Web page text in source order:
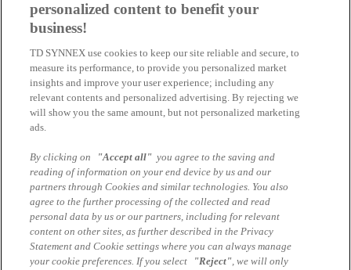
Azure Stack
Reserved Instances
Services
Demo Center
Azure Services locali
Azure Cloud Assessment e Migration Service
SAP on Azure
Tech as a Service (TaaS)
Microsoft Autopilot Services
Chi siamo
Contatto
impronta
Informativa sulla privacy Servizi Marcom
Termini e condizioni generali Servizi Marcom
personalized content to benefit your
business!
TD SYNNEX use cookies to keep our site reliable and secure, to
measure its performance, to provide you personalized market
insights and improve your user experience; including any
relevant contents and personalized advertising. By rejecting we
will show you the same amount, but not personalized marketing
ads.
By clicking on "Accept all" you agree to the saving and
reading of information on your end device by us and our
partners through Cookies and similar technologies. You also
agree to the further processing of the collected and read
personal data by us or our partners, including for relevant
content on other sites, as further described in the Privacy
Statement and Cookie settings where you can always manage
your cookie preferences. If you select
"Reject", we will only